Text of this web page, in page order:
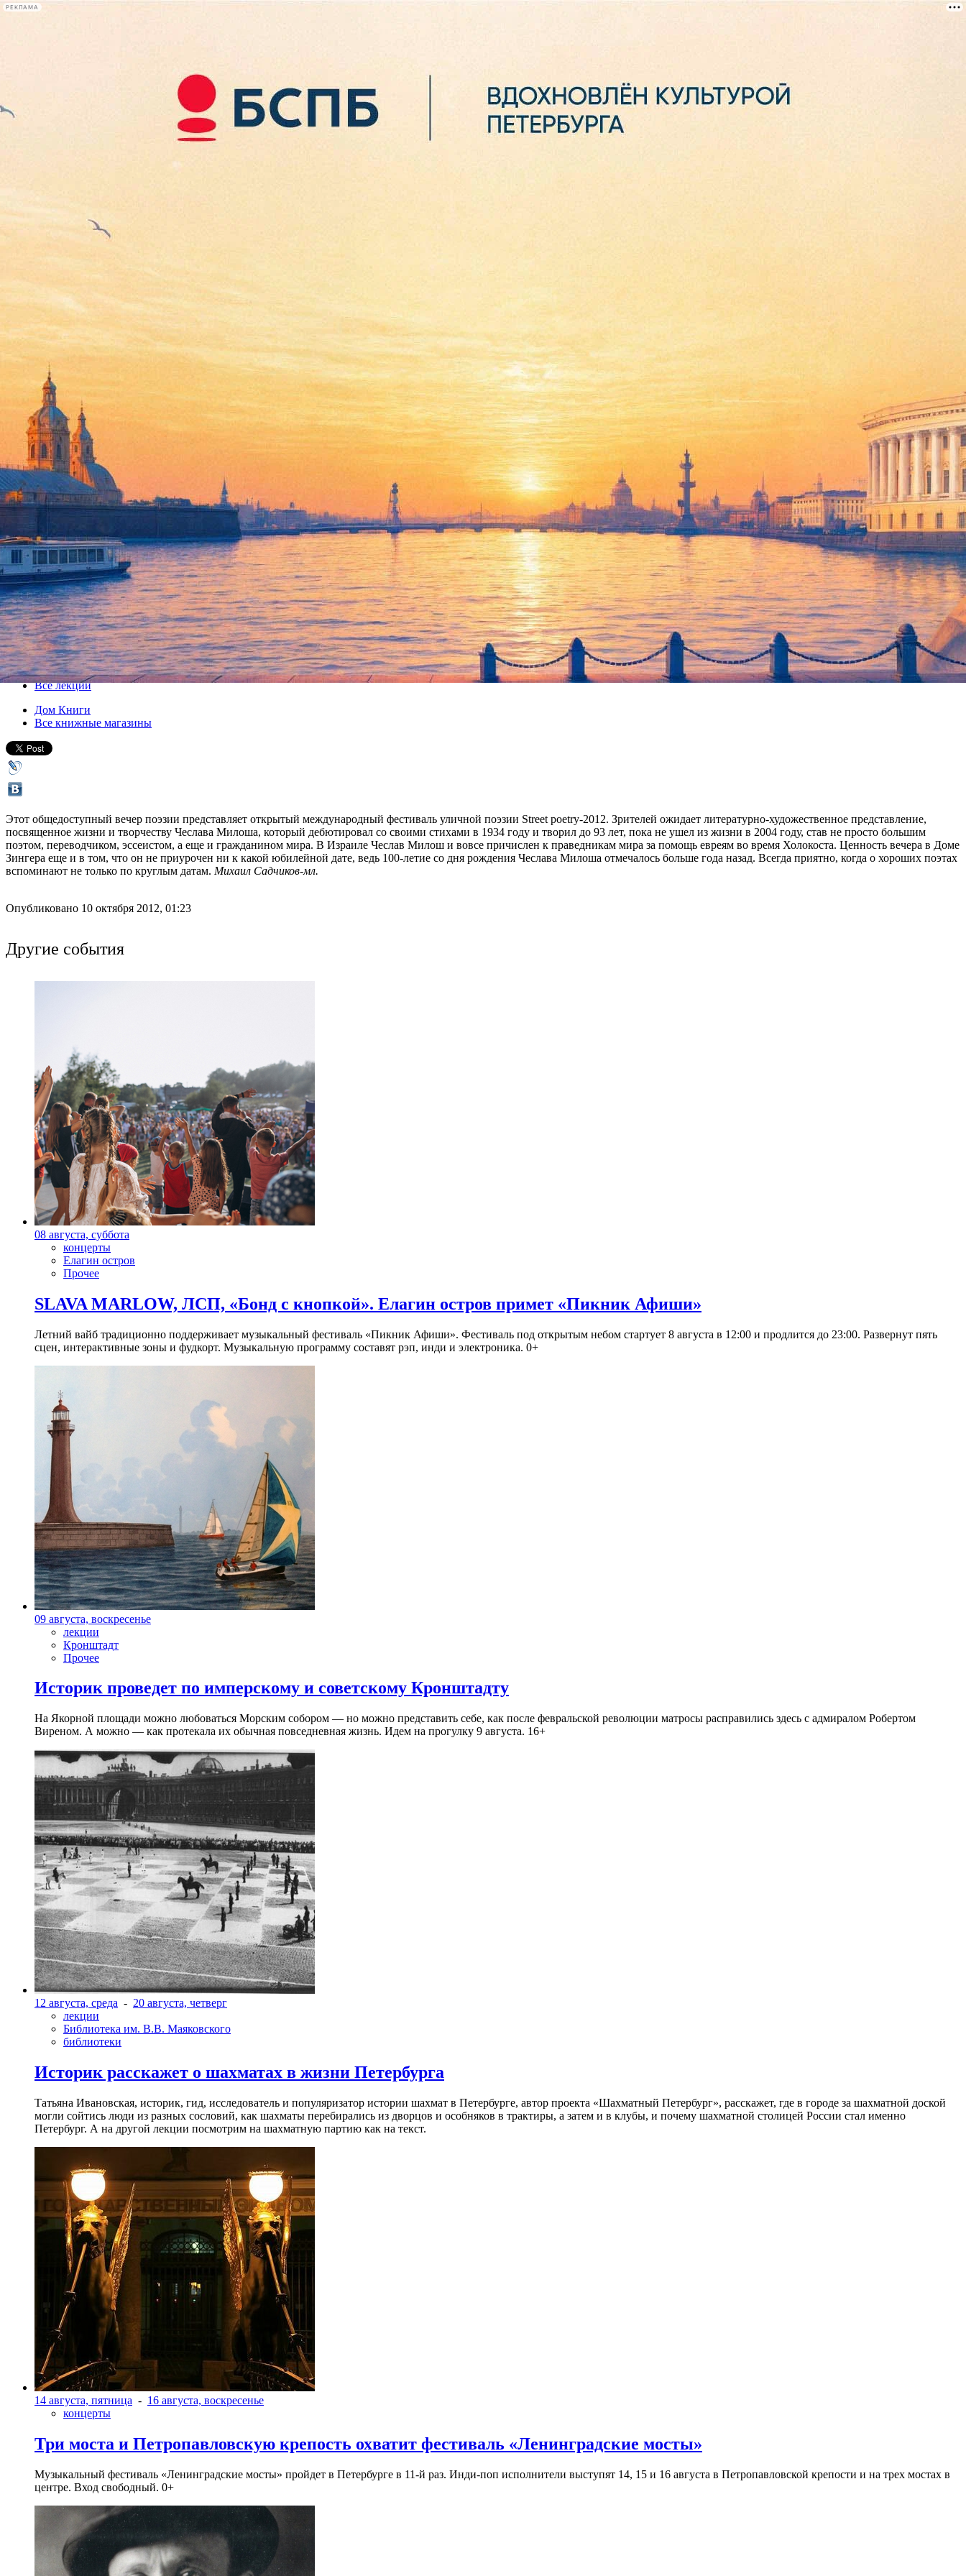
РЕКЛАМА
лекции
книги
Поэтический вечер, посвященный творчеству Чеслава Милоша - нобелевского лауреата в
области литературы 1980 года
14 октября 2012, воскресенье,18.00
Версия для печати
Все лекции
Дом Книги
Все книжные магазины
Этот общедоступный вечер поэзии представляет открытый международный фестиваль уличной поэзии Street poetry-2012. Зрителей ожидает литературно-художественное представление,
посвященное жизни и творчеству Чеслава Милоша, который дебютировал со своими стихами в 1934 году и творил до 93 лет, пока не ушел из жизни в 2004 году, став не просто большим
поэтом, переводчиком, эссеистом, а еще и гражданином мира. В Израиле Чеслав Милош и вовсе причислен к праведникам мира за помощь евреям во время Холокоста. Ценность вечера в Доме
Зингера еще и в том, что он не приурочен ни к какой юбилейной дате, ведь 100-летие со дня рождения Чеслава Милоша отмечалось больше года назад. Всегда приятно, когда о хороших поэтах
вспоминают не только по круглым датам. Михаил Садчиков-мл.
Опубликовано 10 октября 2012, 01:23
Другие события
08 августа, суббота
концерты
Елагин остров
Прочее
SLAVA MARLOW, ЛСП, «Бонд с кнопкой». Елагин остров примет «Пикник Афиши»
Летний вайб традиционно поддерживает музыкальный фестиваль «Пикник Афиши». Фестиваль под открытым небом стартует 8 августа в 12:00 и продлится до 23:00. Развернут пять
сцен, интерактивные зоны и фудкорт. Музыкальную программу составят рэп, инди и электроника. 0+
09 августа, воскресенье
лекции
Кронштадт
Прочее
Историк проведет по имперскому и советскому Кронштадту
На Якорной площади можно любоваться Морским собором — но можно представить себе, как после февральской революции матросы расправились здесь с адмиралом Робертом
Виреном. А можно — как протекала их обычная повседневная жизнь. Идем на прогулку 9 августа. 16+
12 августа, среда - 20 августа, четверг
лекции
Библиотека им. В.В. Маяковского
библиотеки
Историк расскажет о шахматах в жизни Петербурга
Татьяна Ивановская, историк, гид, исследователь и популяризатор истории шахмат в Петербурге, автор проекта «Шахматный Петербург», расскажет, где в городе за шахматной доской
могли сойтись люди из разных сословий, как шахматы перебирались из дворцов и особняков в трактиры, а затем и в клубы, и почему шахматной столицей России стал именно
Петербург. А на другой лекции посмотрим на шахматную партию как на текст.
14 августа, пятница - 16 августа, воскресенье
концерты
Три моста и Петропавловскую крепость охватит фестиваль «Ленинградские мосты»
Музыкальный фестиваль «Ленинградские мосты» пройдет в Петербурге в 11-й раз. Инди-поп исполнители выступят 14, 15 и 16 августа в Петропавловской крепости и на трех мостах в
центре. Вход свободный. 0+